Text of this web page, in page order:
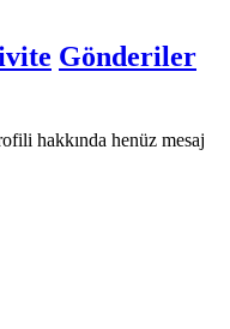
Gönderiler
hakkında henüz mesaj